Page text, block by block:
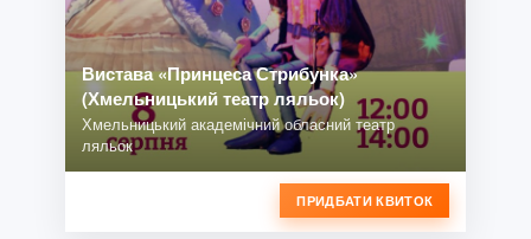
Вистава «Принцеса Стрибунка»
(Хмельницький театр ляльок)
Хмельницький академічний обласний театр
ляльок
ПРИДБАТИ КВИТОК